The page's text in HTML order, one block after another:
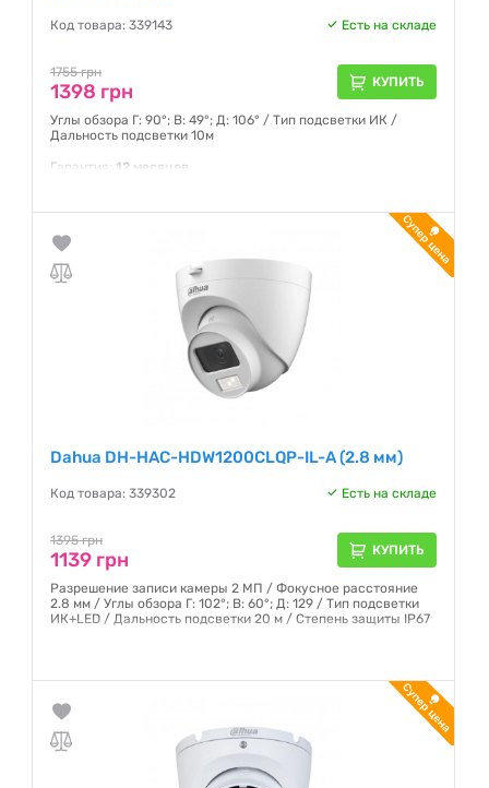
Код товара: 339143 Есть на складе
1755 грн
1398 грн КУПИТЬ
Углы обзора Г: 90°; В: 49°; Д: 106° / Тип подсветки ИК /
Дальность подсветки 10м
Гарантия: 12 месяцев
Dahua DH-HAC-HDW1200CLQP-IL-A (2.8 мм)
Код товара: 339302 Есть на складе
1395 грн
1139 грн КУПИТЬ
Разрешение записи камеры 2 МП / Фокусное расстояние
2.8 мм / Углы обзора Г: 102°; В: 60°; Д: 129 / Тип подсветки
ИК+LED / Дальность подсветки 20 м / Степень защиты IP67